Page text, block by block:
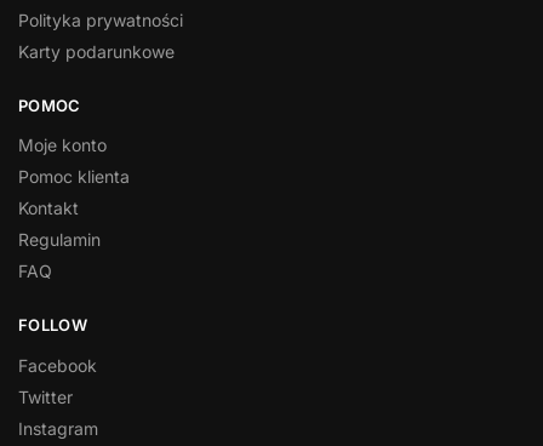
Polityka prywatności
Karty podarunkowe
POMOC
Moje konto
Pomoc klienta
Kontakt
Regulamin
FAQ
FOLLOW
Facebook
Twitter
Instagram